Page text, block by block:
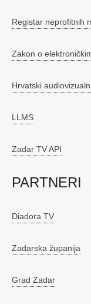
Registar neprofitnih
Zakon o
Hrvatski
LLMS
Zadar TV API
PARTNERI
Diadora TV
Zadarska županija
Grad Zadar